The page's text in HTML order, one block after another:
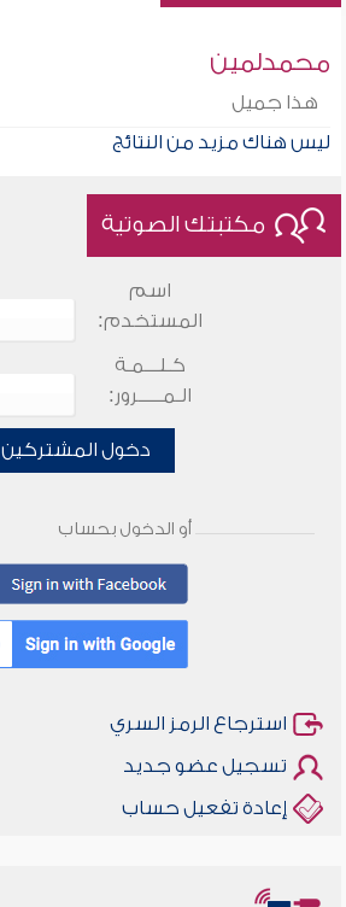
محمدلمين
هذا جميل
ليس هناك مزيد من النتائج
مكتبتك الصوتية
اسم
المستخدم:
كـلـــمـة
الـمـــــرور:
دخول المشتركين
أو الدخول بحساب
استرجاع الرمز السري
تسجيل عضو جديد
إعادة تفعيل حساب